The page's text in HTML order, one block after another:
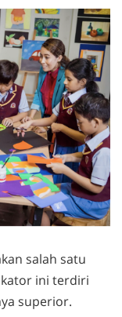
salah satu
ini terdiri
superior.